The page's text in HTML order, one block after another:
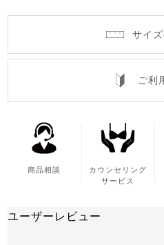
サイ
ご利
商品相談
カウンセリング
サービス
ユーザーレビュー